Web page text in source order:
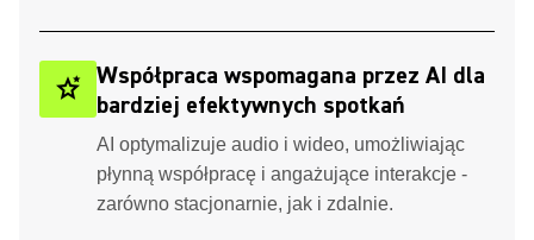
stars_2 Współpraca wspomagana przez AI dla
bardziej efektywnych spotkań
AI optymalizuje audio i wideo, umożliwiając
płynną współpracę i angażujące interakcje -
zarówno stacjonarnie, jak i zdalnie.